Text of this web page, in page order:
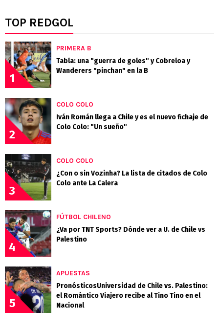
TOP REDGOL
1
PRIMERA B
Tabla: una "guerra de goles" y Cobreloa y
Wanderers "pinchan" en la B
2
COLO COLO
Iván Román llega a Chile y es el nuevo fichaje de
Colo Colo: "Un sueño"
3
COLO COLO
¿Con o sin Vozinha? La lista de citados de Colo
Colo ante La Calera
4
FÚTBOL CHILENO
¿Va por TNT Sports? Dónde ver a U. de Chile vs
Palestino
5
APUESTAS
PronósticosUniversidad de Chile vs. Palestino:
el Romántico Viajero recibe al Tino Tino en el
Nacional